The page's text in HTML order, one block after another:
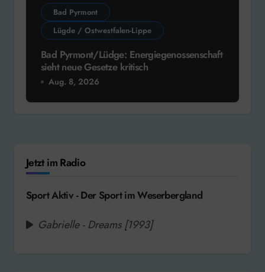
Bad Pyrmont
Lügde / Ostwestfalen-Lippe
Bad Pyrmont/Lüdge: Energiegenossenschaft
sieht neue Gesetze kritisch
Aug. 8, 2026
Jetzt im Radio
Sport Aktiv - Der Sport im Weserbergland
Gabrielle - Dreams [1993]